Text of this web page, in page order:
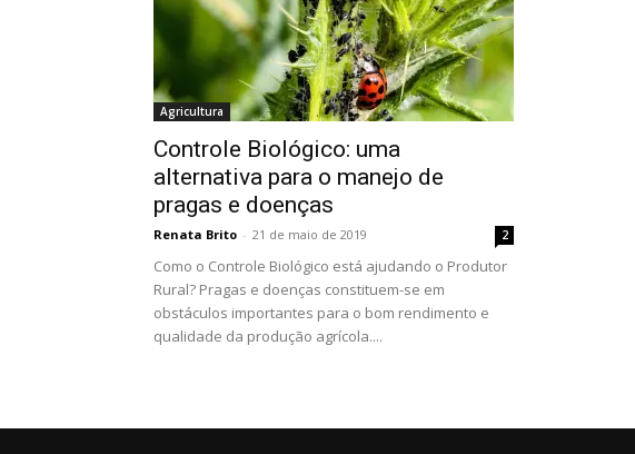
Agricultura
Controle Biológico: uma
alternativa para o manejo de
pragas e doenças
Renata Brito - 21 de maio de 2019 2
Como o Controle Biológico está ajudando o Produtor
Rural? Pragas e doenças constituem-se em
obstáculos importantes para o bom rendimento e
qualidade da produção agrícola....